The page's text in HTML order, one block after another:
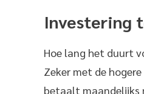
Investering
Hoe lang het duurt
Zeker met de
betaalt maandelijks